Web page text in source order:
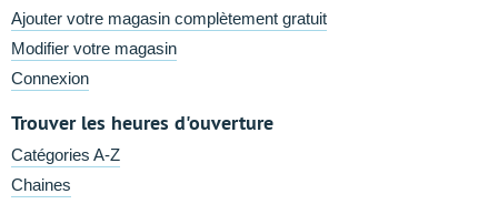
Ajouter votre magasin complètement gratuit
Modifier votre magasin
Connexion
Trouver les heures d'ouverture
Catégories A-Z
Chaines